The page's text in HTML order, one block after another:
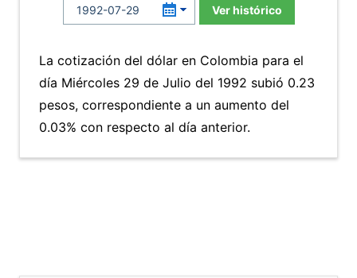
Ver histórico
La cotización del dólar en Colombia para el
día Miércoles 29 de Julio del 1992 subió 0.23
pesos, correspondiente a un aumento del
0.03% con respecto al día anterior.